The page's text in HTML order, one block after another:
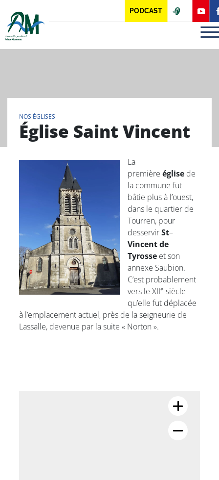
PODCAST
NOS ÉGLISES
Église Saint Vincent
La
première église de
la commune fut
bâtie plus à l’ouest,
dans le quartier de
Tourren, pour
desservirSt–
Vincent de
Tyrosse et son
annexe Saubion.
C’est probablement
vers le XIIe siècle
qu’elle fut déplacée
à l’emplacement actuel, près de la seigneurie de
Lassalle, devenue par la suite « Norton ».